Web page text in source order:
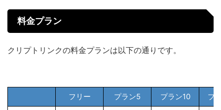
料金プラン
クリプトリンクの料金プランは以下の通りです。
フリー プラン5 プラン10 プ